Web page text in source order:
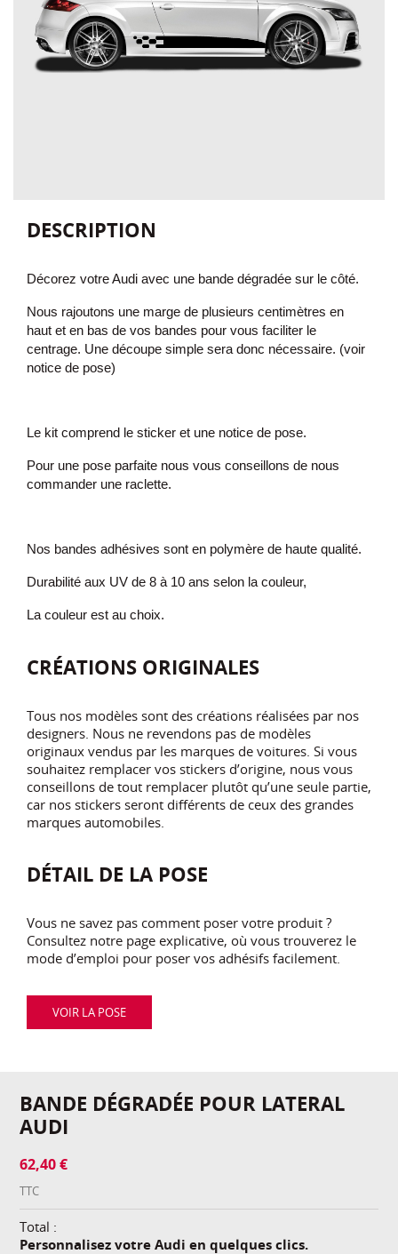
DESCRIPTION
Décorez votre Audi avec une bande dégradée sur le côté.
Nous rajoutons une marge de plusieurs centimètres en
haut et en bas de vos bandes pour vous faciliter le
centrage. Une découpe simple sera donc nécessaire. (voir
notice de pose)
Le kit comprend le sticker et une notice de pose.
Pour une pose parfaite nous vous conseillons de nous
commander une raclette.
Nos bandes adhésives sont en polymère de haute qualité.
Durabilité aux UV de 8 à 10 ans selon la couleur,
La couleur est au choix.
CRÉATIONS ORIGINALES
Tous nos modèles sont des créations réalisées par nos
designers. Nous ne revendons pas de modèles
originaux vendus par les marques de voitures. Si vous
souhaitez remplacer vos stickers d’origine, nous vous
conseillons de tout remplacer plutôt qu’une seule partie,
car nos stickers seront différents de ceux des grandes
marques automobiles.
DÉTAIL DE LA POSE
Vous ne savez pas comment poser votre produit ?
Consultez notre page explicative, où vous trouverez le
mode d’emploi pour poser vos adhésifs facilement.
VOIR LA POSE
BANDE DÉGRADÉE POUR LATERAL
AUDI
62,40 €
TTC
Total :
Personnalisez votre Audi en quelques clics.